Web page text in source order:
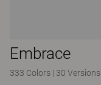
Embrace
333 Colors | 30 Versions